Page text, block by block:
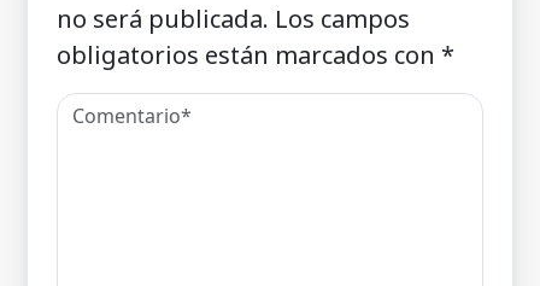
no será publicada. Los campos
obligatorios están marcados con *